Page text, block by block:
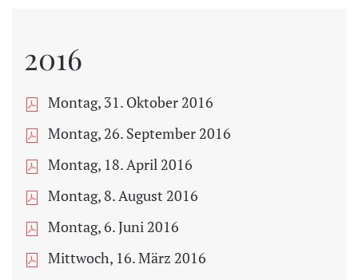
2016
Montag, 31. Oktober 2016
Montag, 26. September 2016
Montag, 18. April 2016
Montag, 8. August 2016
Montag, 6. Juni 2016
Mittwoch, 16. März 2016